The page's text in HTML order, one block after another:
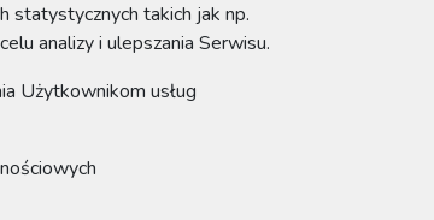
statystycznych takich jak np.
analizy i ulepszania Serwisu.
Użytkownikom usług